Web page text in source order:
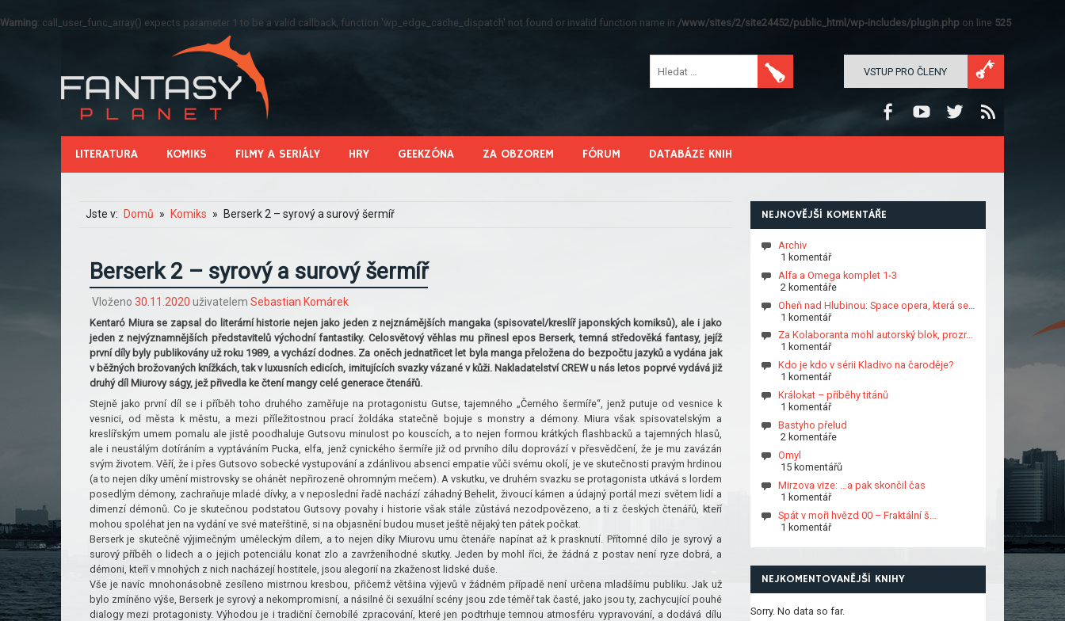
Warning: call_user_func_array() expects parameter 1 to be a valid callback, function 'wp_edge_cache_dispatch' not found or invalid function name in /www/sites/2/site24452/public_html/wp-includes/plugin.php on line 525
VSTUP PRO ČLENY
LITERATURA KOMIKS FILMY A SERIÁLY HRY GEEKZÓNA ZA OBZOREM FÓRUM DATABÁZE KNIH
Jste v: Domů Komiks Berserk 2 – syrový a surový šermíř
Berserk 2 – syrový a surový šermíř
Vloženo 30.11.2020 uživatelem Sebastian Komárek
Kentaró Miura se zapsal do literární historie nejen jako jeden z nejznámějších mangaka (spisovatel/kreslíř japonských komiksů), ale i jako
jeden z nejvýznamnějších představitelů východní fantastiky. Celosvětový věhlas mu přinesl epos Berserk, temná středověká fantasy, jejíž
první díly byly publikovány už roku 1989, a vychází dodnes. Za oněch jednatřicet let byla manga přeložena do bezpočtu jazyků a vydána jak
v běžných brožovaných knížkách, tak v luxusních edicích, imitujících svazky vázané v kůži. Nakladatelství CREW u nás letos poprvé vydává již
druhý díl Miurovy ságy, jež přivedla ke čtení mangy celé generace čtenářů.
Stejně jako první díl se i příběh toho druhého zaměřuje na protagonistu Gutse, tajemného „Černého šermíře“, jenž putuje od vesnice k
vesnici, od města k městu, a mezi příležitostnou prací žoldáka statečně bojuje s monstry a démony. Miura však spisovatelským a
kreslířským umem pomalu ale jistě poodhaluje Gutsovu minulost po kouscích, a to nejen formou krátkých flashbacků a tajemných hlasů,
ale i neustálým dotíráním a vyptáváním Pucka, elfa, jenž cynického šermíře již od prvního dílu doprovází v přesvědčení, že je mu zavázán
svým životem. Věří, že i přes Gutsovo sobecké vystupování a zdánlivou absenci empatie vůči svému okolí, je ve skutečnosti pravým hrdinou
(a to nejen díky umění mistrovsky se ohánět nepřirozeně ohromným mečem). A vskutku, ve druhém svazku se protagonista utkává s lordem
posedlým démony, zachraňuje mladé dívky, a v neposlední řadě nachází záhadný Behelit, živoucí kámen a údajný portál mezi světem lidí a
dimenzí démonů. Co je skutečnou podstatou Gutsovy povahy i historie však stále zůstává nezodpovězeno, a ti z českých čtenářů, kteří
mohou spoléhat jen na vydání ve své mateřštině, si na objasnění budou muset ještě nějaký ten pátek počkat.
Berserk je skutečně výjimečným uměleckým dílem, a to nejen díky Miurovu umu čtenáře napínat až k prasknutí. Přítomné dílo je syrový a
surový příběh o lidech a o jejich potenciálu konat zlo a zavrženíhodné skutky. Jeden by mohl říci, že žádná z postav není ryze dobrá, a
démoni, kteří v mnohých z nich nacházejí hostitele, jsou alegorií na zkaženost lidské duše.
Vše je navíc mnohonásobně zesíleno mistrnou kresbou, přičemž většina výjevů v žádném případě není určena mladšímu publiku. Jak už
bylo zmíněno výše, Berserk je syrový a nekompromisní, a násilné či sexuální scény jsou zde téměř tak časté, jako jsou ty, zachycující pouhé
dialogy mezi protagonisty. Výhodou je i tradiční černobílé zpracování, které jen podtrhuje temnou atmosféru vypravování, a dodává dílu
NEJNOVĚJŠÍ KOMENTÁŘE
Archiv
1 komentář
Alfa a Omega komplet 1-3
2 komentáře
Oheň nad Hlubinou: Space opera, která se…
1 komentář
Za Kolaboranta mohl autorský blok, prozr…
1 komentář
Kdo je kdo v sérii Kladivo na čaroděje?
1 komentář
Králokat – příběhy titánů
1 komentář
Bastyho přelud
2 komentáře
Omyl
15 komentářů
Mirzova vize: …a pak skončil čas
1 komentář
Spát v moři hvězd 00 – Fraktální š…
1 komentář
NEJKOMENTOVANĚJŠÍ KNIHY
Sorry. No data so far.